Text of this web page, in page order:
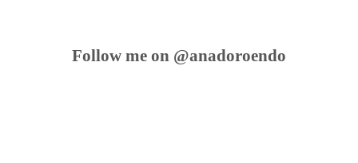
Follow me on @anadoroendo